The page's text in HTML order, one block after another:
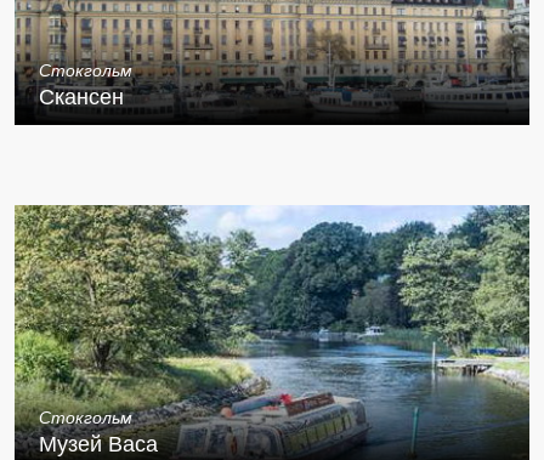
Стокгольм
Скансен
Стокгольм
Музей Васа